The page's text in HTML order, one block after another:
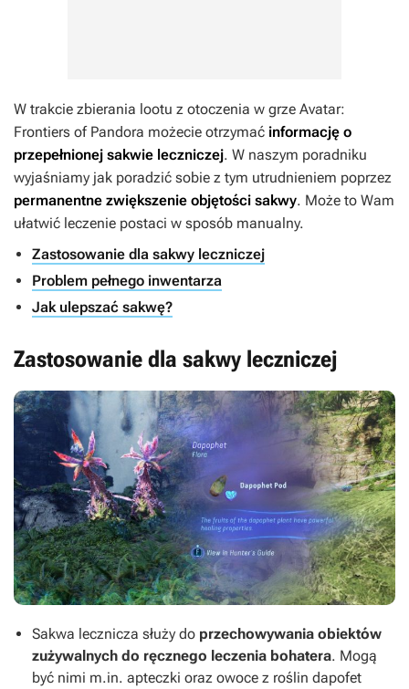
W trakcie zbierania lootu z otoczenia w grze Avatar:
Frontiers of Pandora możecie otrzymać informację o
przepełnionej sakwie leczniczej. W naszym poradniku
wyjaśniamy jak poradzić sobie z tym utrudnieniem poprzez
permanentne zwiększenie objętości sakwy. Może to Wam
ułatwić leczenie postaci w sposób manualny.
Zastosowanie dla sakwy leczniczej
Problem pełnego inwentarza
Jak ulepszać sakwę?
Zastosowanie dla sakwy leczniczej
Sakwa lecznicza służy do przechowywania obiektów
zużywalnych do ręcznego leczenia bohatera. Mogą
być nimi m.in. apteczki oraz owoce z roślin dapofet